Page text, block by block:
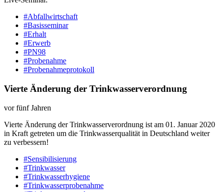
#Abfallwirtschaft
#Basisseminar
#Erhalt
#Erwerb
#PN98
#Probenahme
#Probenahmeprotokoll
Vierte Änderung der Trinkwasserverordnung
vor fünf Jahren
Vierte Änderung der Trinkwasserverordnung ist am 01. Januar 2020
in Kraft getreten um die Trinkwasserqualität in Deutschland weiter
zu verbessern!
#Sensibilisierung
#Trinkwasser
#Trinkwasserhygiene
#Trinkwasserprobenahme